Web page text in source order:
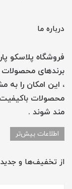
درباره ما
فروشگاه پلاسکو
برندهای محصولات
، این امکان را به
محصولات باکیفیت
مند شوند .
اطلاعات بیش‌تر
از تخفیف‌ها و